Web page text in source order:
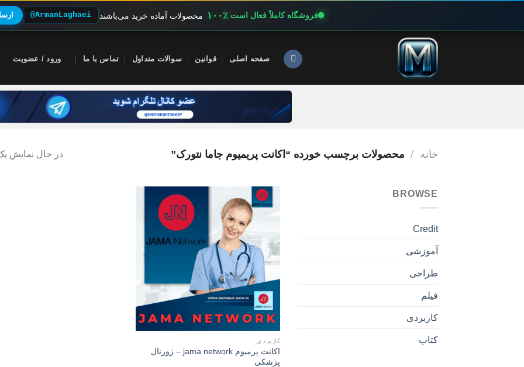
فروشگاه کاملاً فعال است ۱۰۰٪ محصولات آماده خرید می‌باشند @ArmanLaghaei
صفحه اصلی قوانین سوالات متداول تماس با ما ورود / عضویت
خانه / محصولات برچسب خورده “اکانت پریمیوم جاما نتورک” در حال نمایش
BROWSE
Credit
آموزشی
طراحی
فیلم
کاربردی
کتاب کاربردی
اکانت پرمیوم jama network – ژورنال
پزشکی